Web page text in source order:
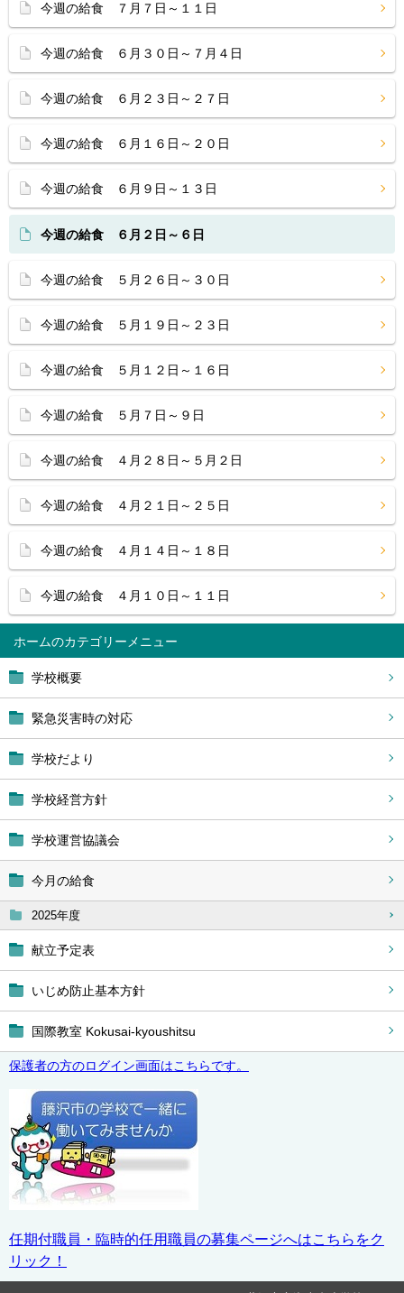
ホーム
学校概要
緊急災害時の対応
学校だより
学校経営方針
学校運営協議会
今月の給食
2025年度
献立予定表
いじめ防止基本方針
国際教室 Kokusai-kyoushitsu
保護者の方のログイン画面はこちらです。
任期付職員・臨時的任用職員の募集ページへはこちらをク
リック！
今週の給食 ７月７日～１１日
今週の給食 ６月３０日～７月４日
今週の給食 ６月２３日～２７日
今週の給食 ６月１６日～２０日
今週の給食 ６月９日～１３日
今週の給食 ６月２日～６日
今週の給食 ５月２６日～３０日
今週の給食 ５月１９日～２３日
今週の給食 ５月１２日～１６日
今週の給食 ５月７日～９日
今週の給食 ４月２８日～５月２日
今週の給食 ４月２１日～２５日
今週の給食 ４月１４日～１８日
今週の給食 ４月１０日～１１日